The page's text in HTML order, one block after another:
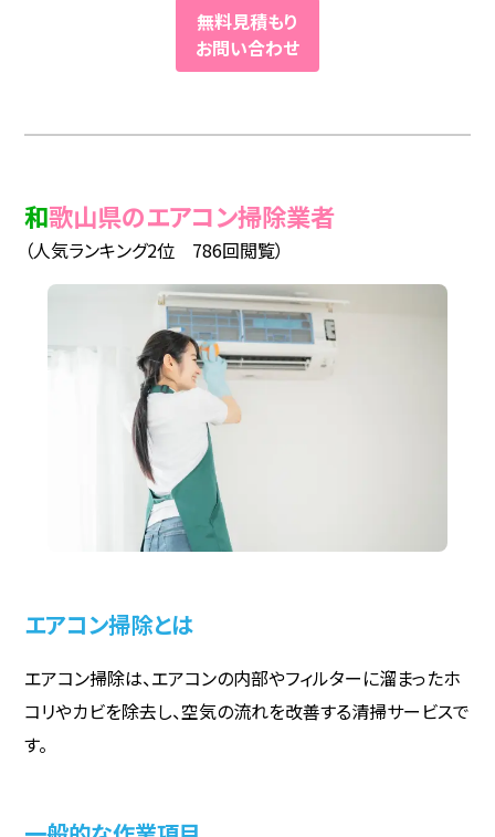
無料見積もり
お問い合わせ
和歌山県のエアコン掃除業者
（人気ランキング2位 786回閲覧）
エアコン掃除とは
エアコン掃除は、エアコンの内部やフィルターに溜まったホ
コリやカビを除去し、空気の流れを改善する清掃サービスで
す。